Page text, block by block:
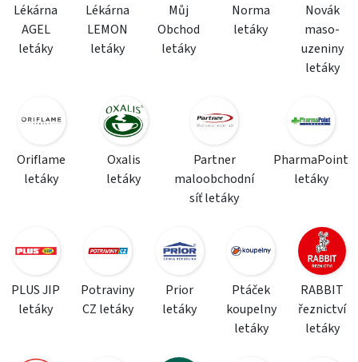
Lékárna
AGEL
letáky
Lékárna
LEMON
letáky
Můj
Obchod
letáky
Norma
letáky
Novák
maso-
uzeniny
letáky
Oriflame
letáky
Oxalis
letáky
Partner
maloobchodní
síť letáky
PharmaPoint
letáky
PLUS JIP
letáky
Potraviny
CZ letáky
Prior
letáky
Ptáček
koupelny
letáky
RABBIT
řeznictví
letáky